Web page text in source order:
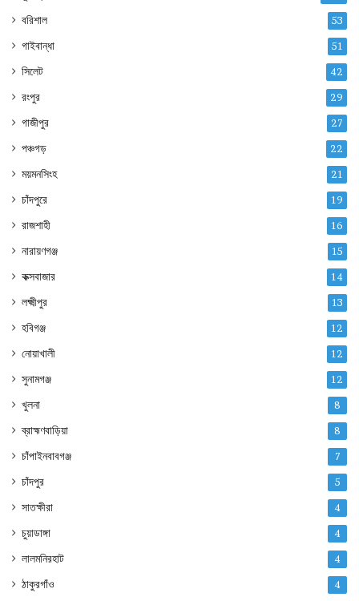
বরিশাল 53
গাইবান্ধা 51
সিলেট 42
রংপুর 29
গাজীপুর 27
পঞ্চগড় 22
ময়মনসিংহ 21
চাঁদপুরে 19
রাজশাহী 16
নারায়ণগঞ্জ 15
কক্সবাজার 14
লক্ষ্মীপুর 13
হবিগঞ্জ 12
নোয়াখালী 12
সুনামগঞ্জ 12
খুলনা 8
ব্রাহ্মণবাড়িয়া 8
চাঁপাইনবাবগঞ্জ 7
চাঁদপুর 5
সাতক্ষীরা 4
চুয়াডাঙ্গা 4
লালমনিরহাট 4
ঠাকুরগাঁও 4